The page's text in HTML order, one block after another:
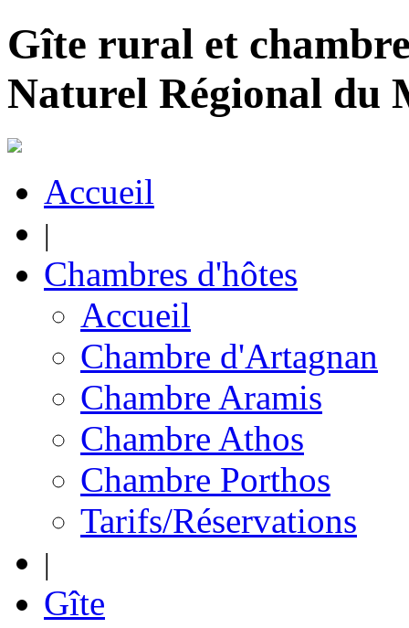
Gîte rural et
Naturel Régional du
Accueil
|
Chambres d'hôtes
Accueil
Chambre d'Artagnan
Chambre Aramis
Chambre Athos
Chambre Porthos
Tarifs/Réservations
|
Gîte